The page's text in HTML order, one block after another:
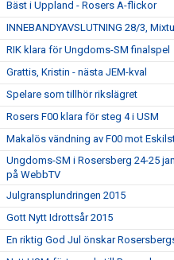
Bäst i Uppland - Rosers A-flickor
INNEBANDYAVSLUTNING 28/3,
RIK klara för Ungdoms-SM finalspel
Grattis, Kristin - nästa JEM-kval
Spelare som tillhör rikslägret
Rosers F00 klara för steg 4 i USM
Makalös vändning av F00 mot
Ungdoms-SM i Rosersberg 24-25
på WebbTV
Julgransplundringen 2015
Gott Nytt Idrottsår 2015
En riktig God Jul önskar